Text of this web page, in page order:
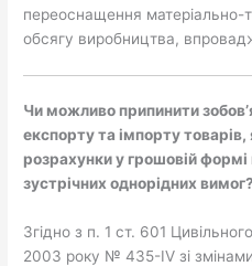
переоснащення матеріально-
обсягу виробництва,
Чи можливо припинити
експорту та імпорту
розрахунки у грошовій
зустрічних однорідних вимог?
Згідно з п. 1 ст. 601
2003 року № 435-IV зі